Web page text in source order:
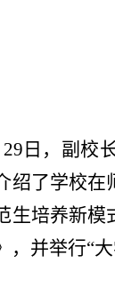
29日，副校
绍了学校在
生培养新模
，并举行“